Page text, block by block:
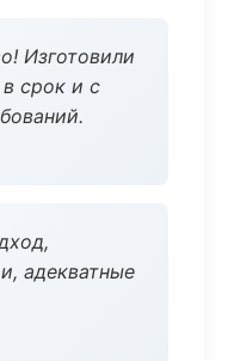
Изготовили
срок и с
адекватные